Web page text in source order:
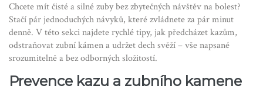
Chcete mít čisté a silné zuby bez zbytečných návštěv na bolest?
Stačí pár jednoduchých návyků, které zvládnete za pár minut
denně. V této sekci najdete rychlé tipy, jak předcházet kazům,
odstraňovat zubní kámen a udržet dech svěží – vše napsané
srozumitelně a bez odborných složitostí.
Prevence kazu a zubního kamene